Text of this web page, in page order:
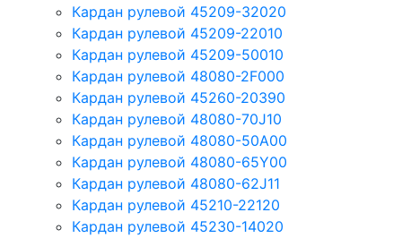
Кардан рулевой 45209-32020
Кардан рулевой 45209-22010
Кардан рулевой 45209-50010
Кардан рулевой 48080-2F000
Кардан рулевой 45260-20390
Кардан рулевой 48080-70J10
Кардан рулевой 48080-50A00
Кардан рулевой 48080-65Y00
Кардан рулевой 48080-62J11
Кардан рулевой 45210-22120
Кардан рулевой 45230-14020